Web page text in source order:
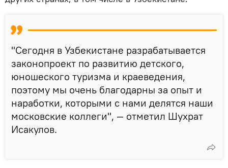
"Сегодня в Узбекистане разрабатывается
законопроект по развитию детского,
юношеского туризма и краеведения,
поэтому мы очень благодарны за опыт и
наработки, которыми с нами делятся наши
московские коллеги", — отметил Шухрат
Исакулов.